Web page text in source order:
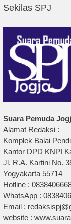
Sekilas SPJ
Suara Pemuda
Alamat Redaksi :
Komplek Balai
Kantor DPD KNPI
Jl. R.A. Kartini No.
Yogyakarta 55714
Hotline :
WhatsApp :
Email :
website :